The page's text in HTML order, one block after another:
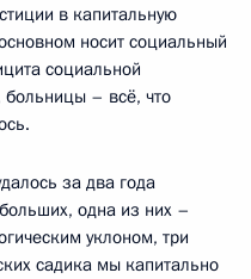
в капитальную
носит социальный
социальной
больницы – всё, что
за два года
одна из них –
уклоном, три
садика мы капитально